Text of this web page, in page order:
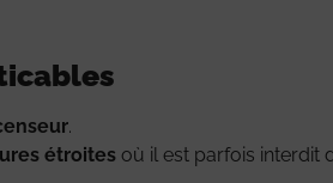
.
étroites où il est parfois interdit